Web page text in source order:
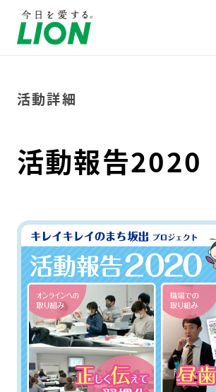
活動詳細
活動報告2020